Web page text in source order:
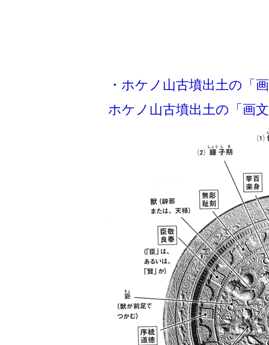
・ホケノ山古墳出土の「
ホケノ山古墳出土の「画